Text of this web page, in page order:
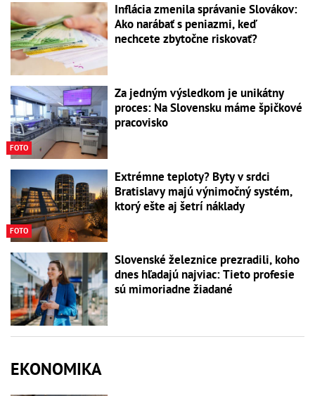
Inflácia zmenila správanie Slovákov:
Ako narábať s peniazmi, keď
nechcete zbytočne riskovať?
FOTO
Za jedným výsledkom je unikátny
proces: Na Slovensku máme špičkové
pracovisko
FOTO
Extrémne teploty? Byty v srdci
Bratislavy majú výnimočný systém,
ktorý ešte aj šetrí náklady
Slovenské železnice prezradili, koho
dnes hľadajú najviac: Tieto profesie
sú mimoriadne žiadané
EKONOMIKA